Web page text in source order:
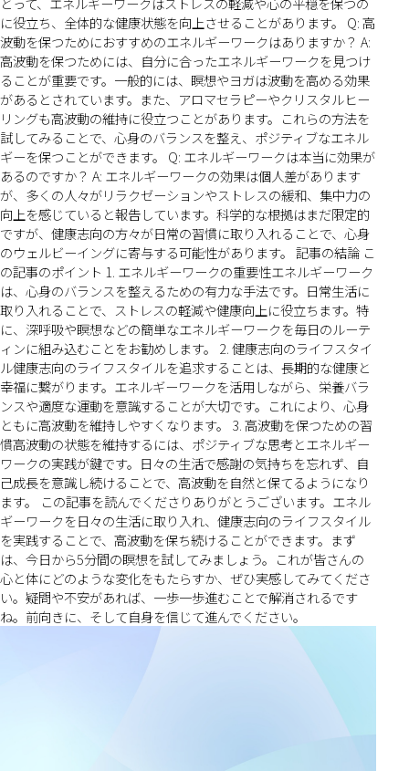
に役立ち、全体的な健康状態を向上させることがあります。 Q: 高
波動を保つためにおすすめのエネルギーワークはありますか？ A:
高波動を保つためには、自分に合ったエネルギーワークを見つけ
ることが重要です。一般的には、瞑想やヨガは波動を高める効果
があるとされています。また、アロマセラピーやクリスタルヒー
リングも高波動の維持に役立つことがあります。これらの方法を
試してみることで、心身のバランスを整え、ポジティブなエネル
ギーを保つことができます。 Q: エネルギーワークは本当に効果が
あるのですか？ A: エネルギーワークの効果は個人差があります
が、多くの人々がリラクゼーションやストレスの緩和、集中力の
向上を感じていると報告しています。科学的な根拠はまだ限定的
ですが、健康志向の方々が日常の習慣に取り入れることで、心身
のウェルビーイングに寄与する可能性があります。 記事の結論 こ
の記事のポイント 1. エネルギーワークの重要性エネルギーワーク
は、心身のバランスを整えるための有力な手法です。日常生活に
取り入れることで、ストレスの軽減や健康向上に役立ちます。特
に、深呼吸や瞑想などの簡単なエネルギーワークを毎日のルーテ
ィンに組み込むことをお勧めします。 2. 健康志向のライフスタイ
ル健康志向のライフスタイルを追求することは、長期的な健康と
幸福に繋がります。エネルギーワークを活用しながら、栄養バラ
ンスや適度な運動を意識することが大切です。これにより、心身
ともに高波動を維持しやすくなります。 3. 高波動を保つための習
慣高波動の状態を維持するには、ポジティブな思考とエネルギー
ワークの実践が鍵です。日々の生活で感謝の気持ちを忘れず、自
己成長を意識し続けることで、高波動を自然と保てるようになり
ます。 この記事を読んでくださりありがとうございます。エネル
ギーワークを日々の生活に取り入れ、健康志向のライフスタイル
を実践することで、高波動を保ち続けることができます。まず
は、今日から5分間の瞑想を試してみましょう。これが皆さんの
心と体にどのような変化をもたらすか、ぜひ実感してみてくださ
い。疑問や不安があれば、一歩一歩進むことで解消されるです
ね。前向きに、そして自身を信じて進んでください。